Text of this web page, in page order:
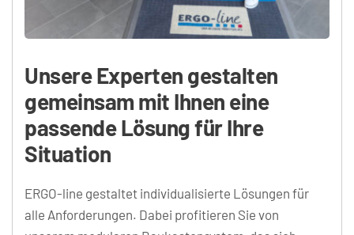
Unsere Experten gestalten
gemeinsam mit Ihnen eine
passende Lösung für Ihre
Situation
ERGO-line gestaltet individualisierte Lösungen für
alle Anforderungen. Dabei profitieren Sie von